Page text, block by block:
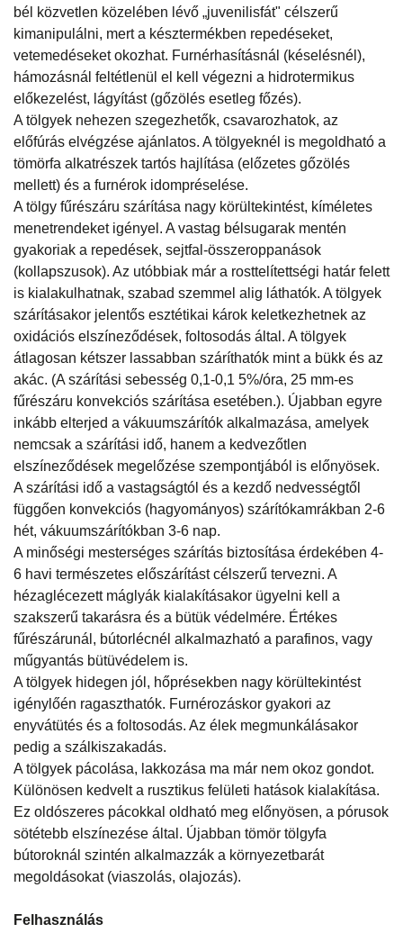
bél közvetlen közelében lévő „juvenilisfát" célszerű
kimanipulálni, mert a késztermékben repedéseket,
vetemedéseket okozhat. Furnérhasításnál (késelésnél),
hámozásnál feltétlenül el kell végezni a hidrotermikus
előkezelést, lágyítást (gőzölés esetleg főzés).
A tölgyek nehezen szegezhetők, csavarozhatok, az
előfúrás elvégzése ajánlatos. A tölgyeknél is megoldható a
tömörfa alkatrészek tartós hajlítása (előzetes gőzölés
mellett) és a furnérok idompréselése.
A tölgy fűrészáru szárítása nagy körültekintést, kíméletes
menetrendeket igényel. A vastag bélsugarak mentén
gyakoriak a repedések, sejtfal-összeroppanások
(kollapszusok). Az utóbbiak már a rosttelítettségi határ felett
is kialakulhatnak, szabad szemmel alig láthatók. A tölgyek
szárításakor jelentős esztétikai károk keletkezhetnek az
oxidációs elszíneződések, foltosodás által. A tölgyek
átlagosan kétszer lassabban száríthatók mint a bükk és az
akác. (A szárítási sebesség 0,1-0,1 5%/óra, 25 mm-es
fűrészáru konvekciós szárítása esetében.). Újabban egyre
inkább elterjed a vákuumszárítók alkalmazása, amelyek
nemcsak a szárítási idő, hanem a kedvezőtlen
elszíneződések megelőzése szempontjából is előnyösek.
A szárítási idő a vastagságtól és a kezdő nedvességtől
függően konvekciós (hagyományos) szárítókamrákban 2-6
hét, vákuumszárítókban 3-6 nap.
A minőségi mesterséges szárítás biztosítása érdekében 4-
6 havi természetes előszárítást célszerű tervezni. A
hézaglécezett máglyák kialakításakor ügyelni kell a
szakszerű takarásra és a bütük védelmére. Értékes
fűrészárunál, bútorlécnél alkalmazható a parafinos, vagy
műgyantás bütüvédelem is.
A tölgyek hidegen jól, hőprésekben nagy körültekintést
igénylőén ragaszthatók. Furnérozáskor gyakori az
enyvátütés és a foltosodás. Az élek megmunkálásakor
pedig a szálkiszakadás.
A tölgyek pácolása, lakkozása ma már nem okoz gondot.
Különösen kedvelt a rusztikus felületi hatások kialakítása.
Ez oldószeres pácokkal oldható meg előnyösen, a pórusok
sötétebb elszínezése által. Újabban tömör tölgyfa
bútoroknál szintén alkalmazzák a környezetbarát
megoldásokat (viaszolás, olajozás).
Felhasználás